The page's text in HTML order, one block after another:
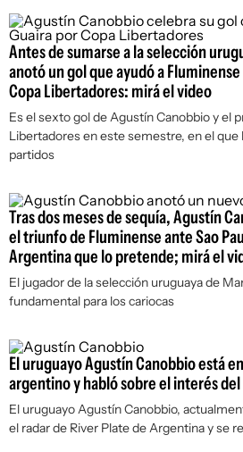
Antes de sumarse a la selección
anotó un gol que ayudó a
Copa Libertadores: mirá el video
Es el sexto gol de Agustín Canobbio y el
Libertadores en este semestre, en el que
partidos
Tras dos meses de sequía, Agustín
el triunfo de Fluminense ante Sao
Argentina que lo pretende; mirá el
El jugador de la selección uruguaya de
fundamental para los cariocas
El uruguayo Agustín Canobbio está
argentino y habló sobre el interés
El uruguayo Agustín Canobbio,
el radar de River Plate de Argentina y se